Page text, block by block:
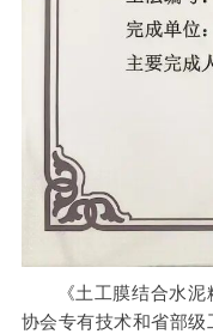
《土工膜结合水
协会专有技术和省部